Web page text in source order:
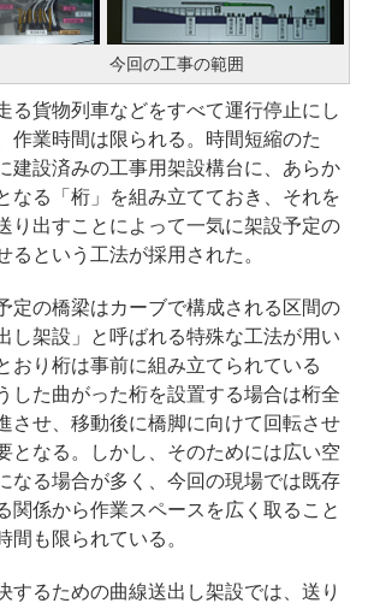
今回の工事の範囲
貨物列車などをすべて運行停止にし
作業時間は限られる。時間短縮のた
建設済みの工事用架設構台に、あらか
なる「桁」を組み立てておき、それを
り出すことによって一気に架設予定の
るという工法が採用された。
定の橋梁はカーブで構成される区間の
し架設」と呼ばれる特殊な工法が用い
おり桁は事前に組み立てられている
した曲がった桁を設置する場合は桁全
させ、移動後に橋脚に向けて回転させ
となる。しかし、そのためには広い空
なる場合が多く、今回の現場では既存
関係から作業スペースを広く取ること
間も限られている。
るための曲線送出し架設では、送り